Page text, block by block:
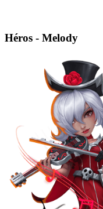
Héros - Melody